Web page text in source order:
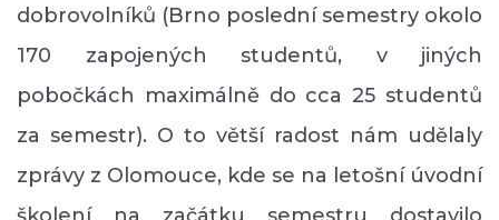
dobrovolníků (Brno poslední semestry okolo
170 zapojených studentů, v jiných
pobočkách maximálně do cca 25 studentů
za semestr). O to větší radost nám udělaly
zprávy z Olomouce, kde se na letošní úvodní
školení na začátku semestru dostavilo